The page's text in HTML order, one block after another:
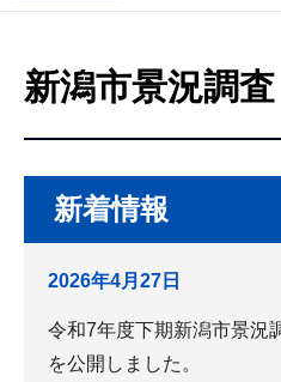
新潟市景況調査
新着情報
2026年4月27日
令和7年度下期新潟市景況
を公開しました。